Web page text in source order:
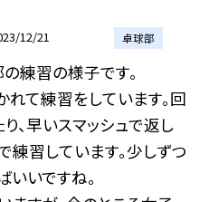
12/21 卓球部
練習の様子です。
て練習をしています。回
、早いスマッシュで返し
練習しています。少しずつ
いですね。